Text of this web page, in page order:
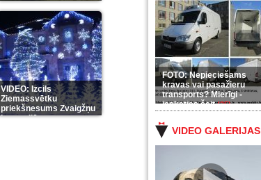
FOTO: Nepieciešams
kravas vai pasažieru
transports? Mierīgi -
ieskaties šeit(35)
VIDEO GALERIJAS
(7)
VIDEO: Izcils
Ziemassvētku
priekšnesums Zvaigžņu
karu stilā(7)